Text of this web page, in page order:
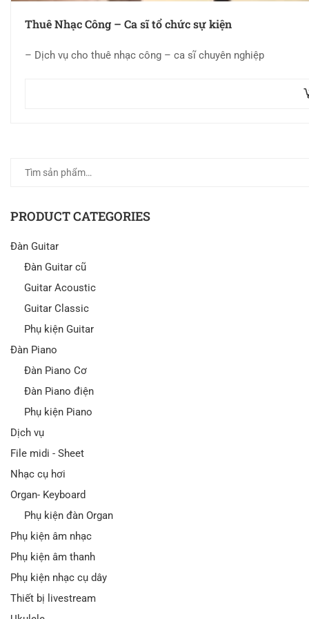
Thuê Nhạc Công – Ca sĩ tổ chức sự kiện
– Dịch vụ cho thuê nhạc công – ca sĩ chuyên nghiệp
PRODUCT CATEGORIES
Đàn Guitar
Đàn Guitar cũ
Guitar Acoustic
Guitar Classic
Phụ kiện Guitar
Đàn Piano
Đàn Piano Cơ
Đàn Piano điện
Phụ kiện Piano
Dịch vụ
File midi - Sheet
Nhạc cụ hơi
Organ- Keyboard
Phụ kiện đàn Organ
Phụ kiện âm nhạc
Phụ kiện âm thanh
Phụ kiện nhạc cụ dây
Thiết bị livestream